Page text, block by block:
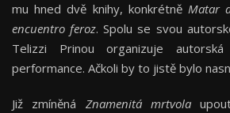
mu hned dvě knihy, konkrétně Matar
encuentro feroz. Spolu se svou
Telizzi Prinou organizuje
performance. Ačkoli by to jistě bylo
Již zmíněná Znamenitá mrtvola